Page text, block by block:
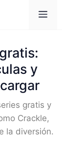
y
gratis y
Crackle,
la diversión.